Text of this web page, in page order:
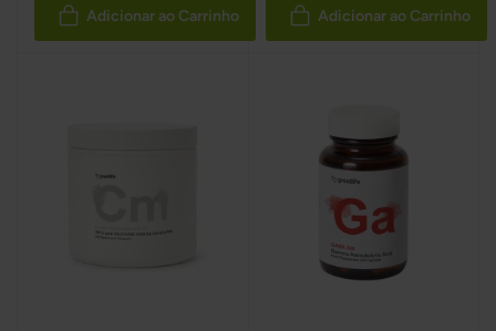
Adicionar ao Carrinho Adicionar ao Carrinho